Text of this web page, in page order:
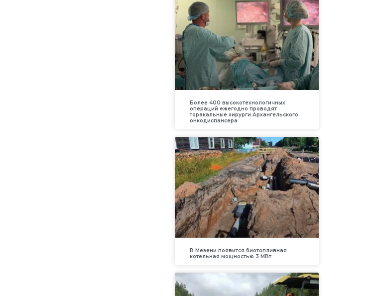
Более 400 высокотехнологичных
операций ежегодно проводят
торакальные хирурги Архангельского
онкодиспансера
В Мезени появится биотопливная
котельная мощностью 3 МВт